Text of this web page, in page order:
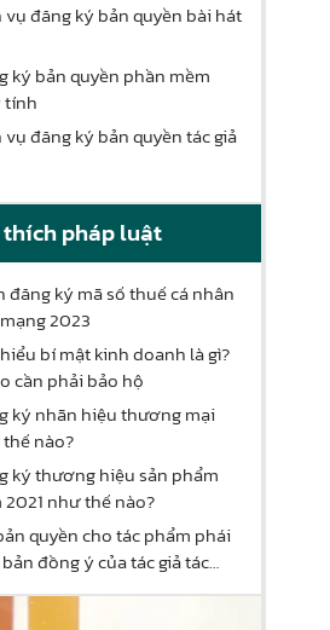
vụ đăng ký bản quyền bài hát
ký bản quyền phần mềm
tính
vụ đăng ký bản quyền tác giả
pháp luật
đăng ký mã số thuế cá nhân
2023
bí mật kinh doanh là gì?
cần phải bảo hộ
ký nhãn hiệu thương mại
nào?
ký thương hiệu sản phẩm
2021 như thế nào?
quyền cho tác phẩm phái
đồng ý của tác giả tác